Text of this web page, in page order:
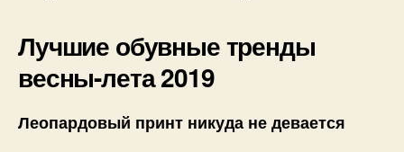
Лучшие обувные тренды
весны-лета 2019
Леопардовый принт никуда не девается